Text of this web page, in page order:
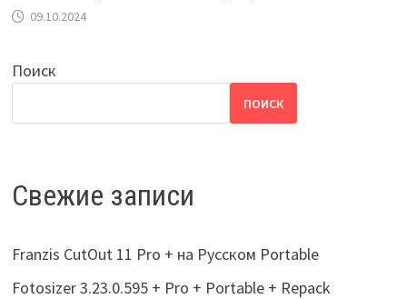
09.10.2024
Поиск
ПОИСК
Свежие записи
Franzis CutOut 11 Pro + на Русском Portable
Fotosizer 3.23.0.595 + Pro + Portable + Repack